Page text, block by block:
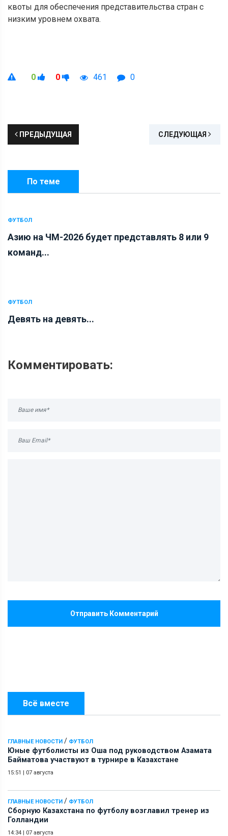
Всё вместе
ГЛАВНЫЕ НОВОСТИ / ФУТБОЛ
Юные футболисты из Оша под руководством Азамата
Байматова участвуют в турнире в Казахстане
15:51 | 07 августа
ГЛАВНЫЕ НОВОСТИ / ФУТБОЛ
Сборную Казахстана по футболу возглавил тренер из
Голландии
14:34 | 07 августа
квоты для обеспечения представительства стран с
низким уровнем охвата.
0 0 461 0
ПРЕДЫДУЩАЯ СЛЕДУЮЩАЯ
По теме
ФУТБОЛ
Азию на ЧМ-2026 будет представлять 8 или 9
команд...
ФУТБОЛ
Девять на девять...
Комментировать:
Отправить Комментарий